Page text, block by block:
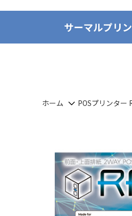
サーマルプリ
ホーム POSプリンター